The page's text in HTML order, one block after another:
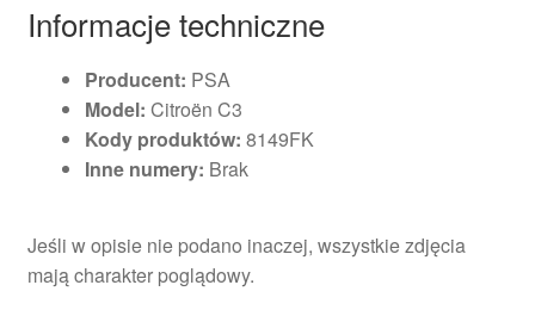
Informacje techniczne
Producent: PSA
Model: Citroën C3
Kody produktów: 8149FK
Inne numery: Brak
Jeśli w opisie nie podano inaczej, wszystkie zdjęcia
mają charakter poglądowy.